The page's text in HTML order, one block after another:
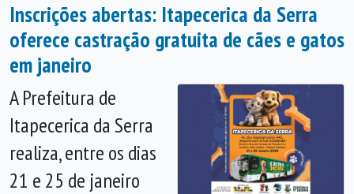
Inscrições abertas: Itapecerica da Serra
oferece castração gratuita de cães e gatos
em janeiro
A Prefeitura de
Itapecerica da Serra
realiza, entre os dias
21 e 25 de janeiro